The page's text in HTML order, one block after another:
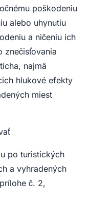
poškodeniu
alebo uhynutiu
a ničeniu ich
znečisťovania
najmä
hlukové efekty
miest
po turistických
a vyhradených
č. 2,